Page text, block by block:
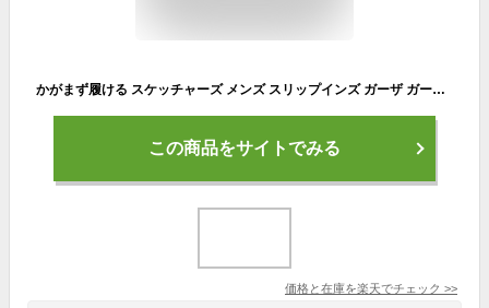
かがまず履ける スケッチャーズ メンズ スリップインズ ガーザ ガービン GARZA GERVIN ウォーキングシューズ ビジネス ハンズフリーシューズ ローカット ブラック 黒 送料無料 SKECHERS 205046
この商品をサイトでみる
価格と在庫を楽天でチェック >>